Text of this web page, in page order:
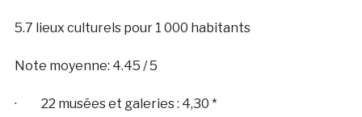
5.7 lieux culturels pour 1 000 habitants
Note moyenne: 4.45 / 5
· 22 musées et galeries : 4,30 *